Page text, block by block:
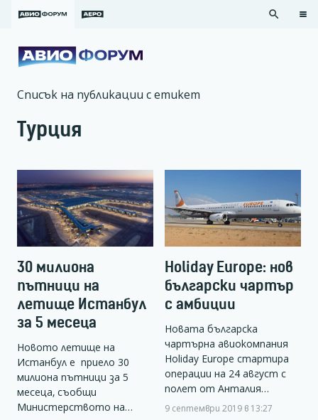
search
Списък на публикации с етикет
Турция
30 милиона
пътници на
летище Истанбул
за 5 месеца
Новото летище на
Истанбул е приело 30
милиона пътници за 5
месеца, съобщи
Министерството на…
Holiday Europe: нов
български чартър
с амбиции
Новата българска
чартърна авиокомпания
Holiday Europe стартира
операции на 24 август с
полет от Анталия…
9 септември 2019 в 13:27